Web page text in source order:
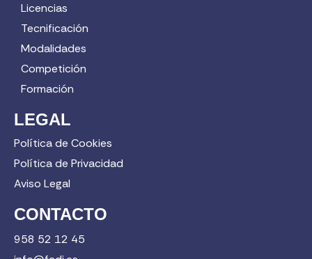
Licencias
Tecnificación
Modalidades
Competición
Formación
LEGAL
Política de Cookies
Política de Privacidad
Aviso Legal
CONTACTO
958 52 12 45